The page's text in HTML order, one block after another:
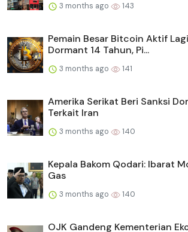
3 months ago 143
Pemain Besar Bitcoin Aktif
Dormant 14 Tahun, Pi...
3 months ago 141
Amerika Serikat Beri Sanksi
Terkait Iran
3 months ago 140
Kepala Bakom Qodari: Ibarat
Gas
3 months ago 140
OJK Gandeng Kementerian